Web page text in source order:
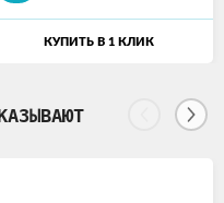
КУПИТЬ В 1 КЛИК